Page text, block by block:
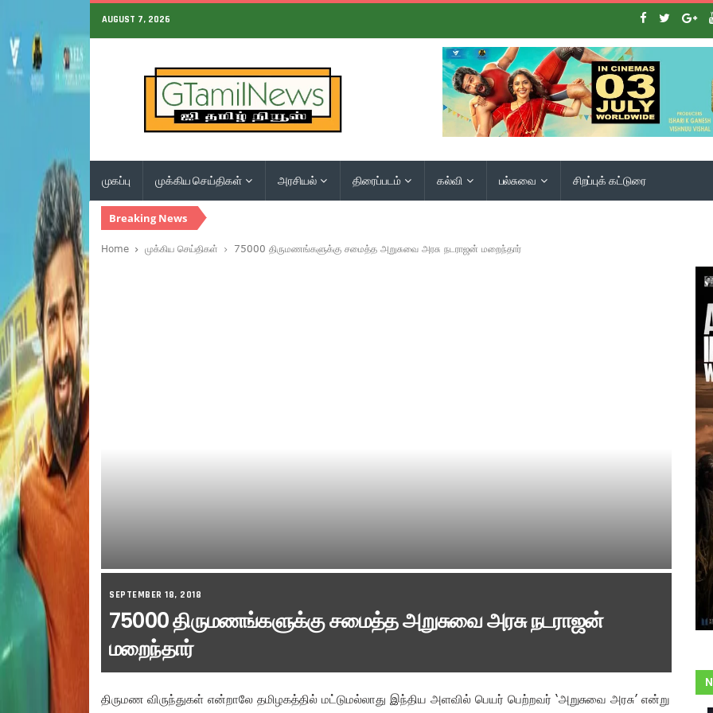
AUGUST 7, 2026
முகப்பு முக்கிய செய்திகள் அரசியல் திரைப்படம் கல்வி பல்சுவை சிறப்புக் கட்டுரை
Breaking News
Home முக்கிய செய்திகள் 75000 திருமணங்களுக்கு சமைத்த அறுசுவை அரசு நடராஜன் மறைந்தார்
SEPTEMBER 18, 2018
75000 திருமணங்களுக்கு சமைத்த அறுசுவை அரசு நடராஜன்
மறைந்தார்
திருமண விருந்துகள் என்றாலே தமிழகத்தில் மட்டுமல்லாது இந்திய அளவில் பெயர் பெற்றவர் ‘அறுசுவை அரசு’ என்று